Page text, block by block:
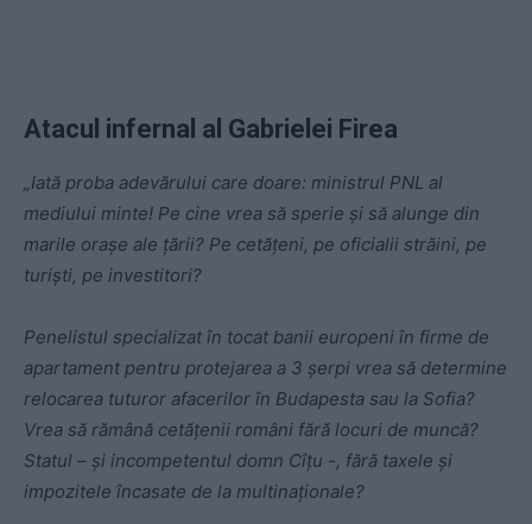
Atacul infernal al Gabrielei Firea
„Iată proba adevărului care doare: ministrul PNL al
mediului minte! Pe cine vrea să sperie și să alunge din
marile orașe ale țării? Pe cetățeni, pe oficialii străini, pe
turiști, pe investitori?
Penelistul specializat în tocat banii europeni în firme de
apartament pentru protejarea a 3 șerpi vrea să determine
relocarea tuturor afacerilor în Budapesta sau la Sofia?
Vrea să rămână cetățenii români fără locuri de muncă?
Statul – și incompetentul domn Cîțu -, fără taxele și
impozitele încasate de la multinaționale?